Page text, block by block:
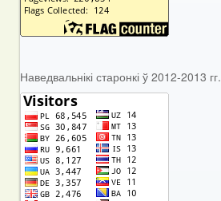
Наведвальнікі старонкі ў 2012-2013 гг.